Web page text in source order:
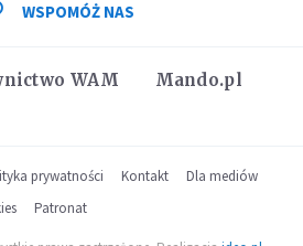
WAM
Mando.pl
WSPOMÓŻ NAS
prywatności Kontakt
Dla mediów
Patronat